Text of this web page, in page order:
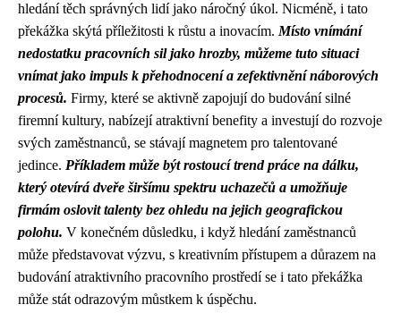
hledání těch správných lidí jako náročný úkol. Nicméně, i tato
překážka skýtá příležitosti k růstu a inovacím. Místo vnímání
nedostatku pracovních sil jako hrozby, můžeme tuto situaci
vnímat jako impuls k přehodnocení a zefektivnění náborových
procesů. Firmy, které se aktivně zapojují do budování silné
firemní kultury, nabízejí atraktivní benefity a investují do rozvoje
svých zaměstnanců, se stávají magnetem pro talentované
jedince. Příkladem může být rostoucí trend práce na dálku,
který otevírá dveře širšímu spektru uchazečů a umožňuje
firmám oslovit talenty bez ohledu na jejich geografickou
polohu. V konečném důsledku, i když hledání zaměstnanců
může představovat výzvu, s kreativním přístupem a důrazem na
budování atraktivního pracovního prostředí se i tato překážka
může stát odrazovým můstkem k úspěchu.